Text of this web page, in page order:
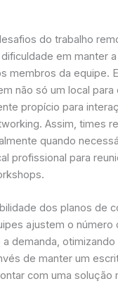
do trabalho
em manter
membros da equipe.
não só um local para
propício para
Assim, times
quando
profissional para
dos planos de
ajustem o
demanda,
de manter um
com uma solução